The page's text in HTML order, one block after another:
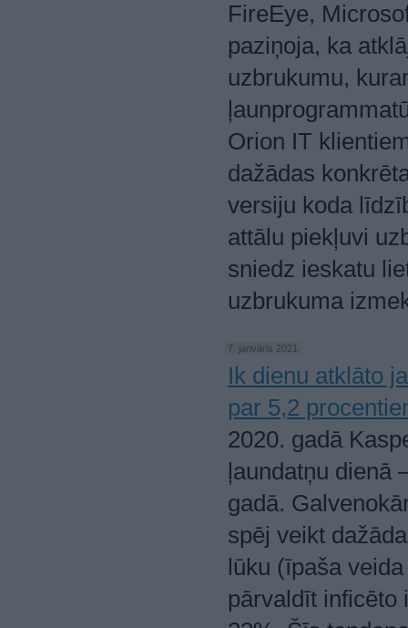
FireEye,
paziņoja, ka
uzbrukumu,
Orion IT
dažādas
versiju koda
attālu piekļuvi
sniedz ieskatu
uzbrukuma
7. janvāris 2021
Ik dienu atklāto
par 5,2
2020. gadā
ļaundatņu
gadā.
spēj veikt
lūku (īpaša
pārvaldīt inficēto